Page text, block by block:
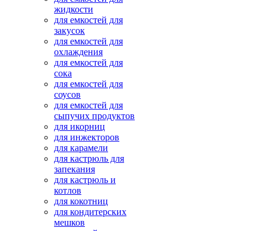
жидкости
для емкостей для
закусок
для емкостей для
охлаждения
для емкостей для
сока
для емкостей для
соусов
для емкостей для
сыпучих продуктов
для икорниц
для инжекторов
для карамели
для кастрюль для
запекания
для кастрюль и
котлов
для кокотниц
для кондитерских
мешков